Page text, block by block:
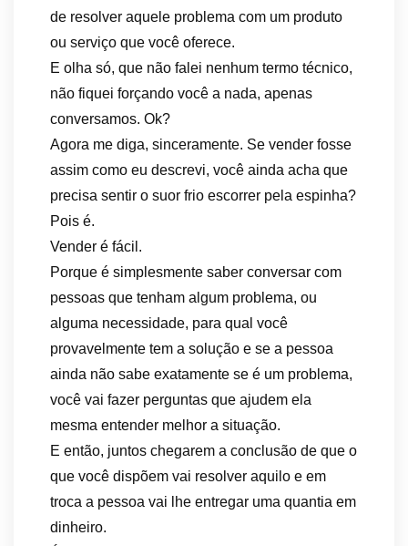
de resolver aquele problema com um produto
ou serviço que você oferece.
E olha só, que não falei nenhum termo técnico,
não fiquei forçando você a nada, apenas
conversamos. Ok?
Agora me diga, sinceramente. Se vender fosse
assim como eu descrevi, você ainda acha que
precisa sentir o suor frio escorrer pela espinha?
Pois é.
Vender é fácil.
Porque é simplesmente saber conversar com
pessoas que tenham algum problema, ou
alguma necessidade, para qual você
provavelmente tem a solução e se a pessoa
ainda não sabe exatamente se é um problema,
você vai fazer perguntas que ajudem ela
mesma entender melhor a situação.
E então, juntos chegarem a conclusão de que o
que você dispõem vai resolver aquilo e em
troca a pessoa vai lhe entregar uma quantia em
dinheiro.